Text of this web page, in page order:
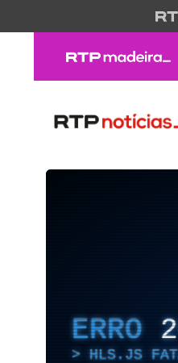
ERRO
HLS.JS